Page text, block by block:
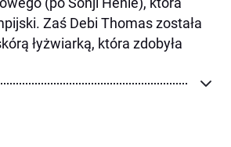
Zaś Debi Thomas została
łyżwiarką, która zdobyła